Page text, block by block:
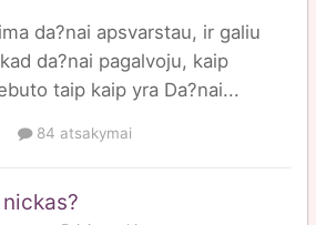
da?nai apsvarstau, ir galiu
da?nai pagalvoju, kaip
taip kaip yra Da?nai...
84 atsakymai